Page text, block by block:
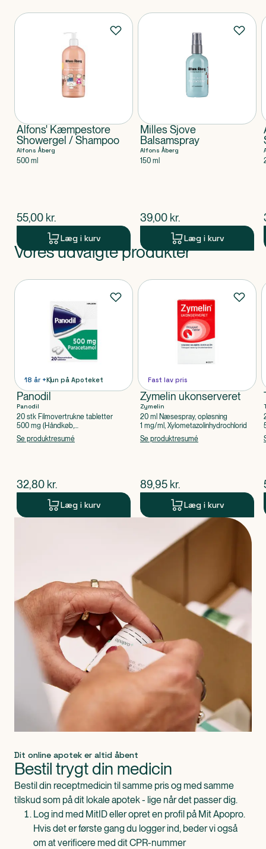
Produkter
Alfons' Kæmpestore
Showergel / Shampoo
Alfons Åberg
500 ml
$nuværende pris
55,00 kr.
Læg i kurv
Milles Sjove
Balsamspray
Alfons Åberg
150 ml
$nuværende pris
39,00 kr.
Læg i kurv
Produkt 1 af 0
Vores udvalgte produkter
Produkter
18 år +Kun på Apoteket
Panodil
Panodil
20 stk Filmovertrukne tabletter
500 mg (Håndkøb,
apoteksforbeholdt), Paracetamol
Se produktresumé
$nuværende pris
32,80 kr.
Læg i kurv
Fast lav pris
Zymelin ukonserveret
Zymelin
20 ml Næsespray, opløsning
1 mg/ml, Xylometazolinhydrochlorid
Se produktresumé
$nuværende pris
89,95 kr.
Læg i kurv
Dit online apotek er altid åbent
Bestil trygt din medicin
Bestil din receptmedicin til samme pris og med samme
tilskud som på dit lokale apotek - lige når det passer dig.
Log ind med MitID eller opret en profil på Mit Apopro.
Hvis det er første gang du logger ind, beder vi også
om at verificere med dit CPR-nummer